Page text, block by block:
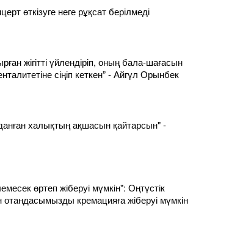
өткізуге неге рұқсат берілмеді
жігітті үйлендіріп, оның бала-шағасын
сіңіп кеткен” - Айгүл Орынбек
халықтың ақшасын қайтарсын" -
өртеп жіберуі мүмкін": Оңтүстік
кремацияға жіберуі мүмкін